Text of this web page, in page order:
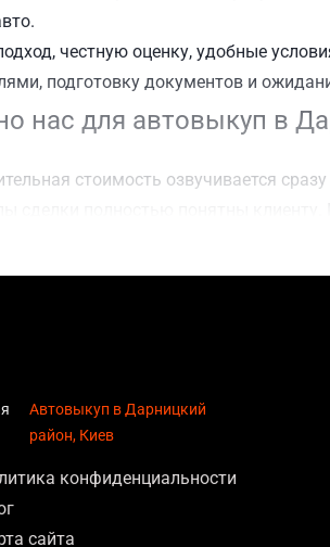
честную оценку, удобные
подготовку документов и
нас для автовыкуп в
стоимость озвучивается
от рыночной стоимости даже за
в Дарницкий район, Киев
Киев актуальна для:
когда восстановление
Автовыкуп в Дарницкий
район, Киев
конфиденциальности
сайта